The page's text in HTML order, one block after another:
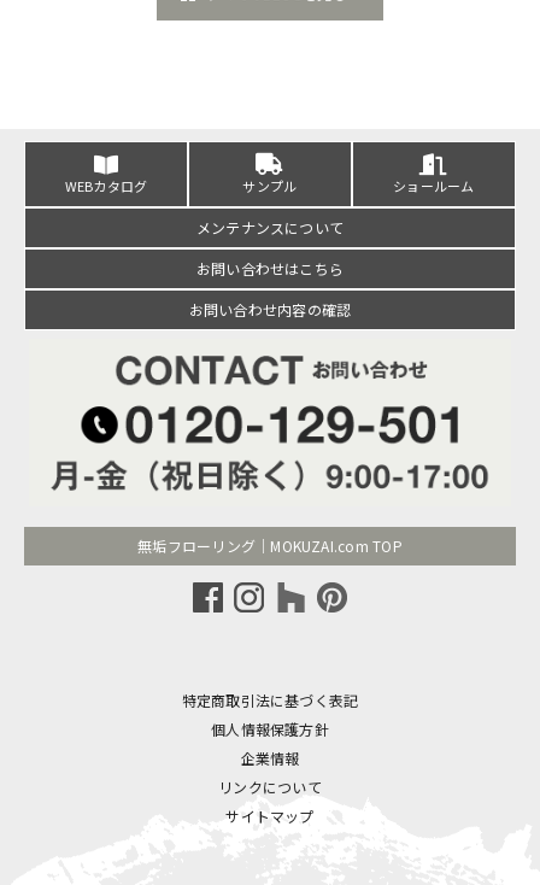
WEBカタログ サンプル ショールーム
メンテナンスについて
お問い合わせはこちら
お問い合わせ内容の確認
無垢フローリング｜MOKUZAI.com TOP
特定商取引法に基づく表記
個人情報保護方針
企業情報
リンクについて
サイトマップ